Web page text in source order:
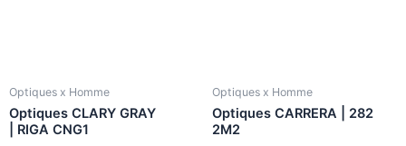
Optiques x Homme
Optiques CLARY GRAY
| RIGA CNG1
Optiques x Homme
Optiques CARRERA | 282
2M2